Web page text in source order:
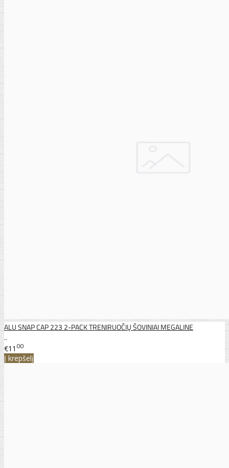
ALU SNAP CAP 223 2-PACK TRENIRUOČIŲ ŠOVINIAI MEGALINE
..
€11 00
Į krepšelį